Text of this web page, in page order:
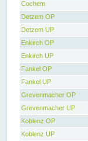
Cochem
Detzem OP
Detzem UP
Enkirch OP
Enkirch UP
Fankel OP
Fankel UP
Grevenmacher OP
Grevenmacher UP
Koblenz OP
Koblenz UP